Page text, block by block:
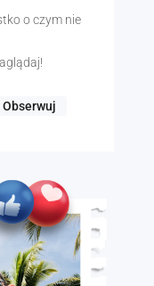
o czym nie
Obserwuj